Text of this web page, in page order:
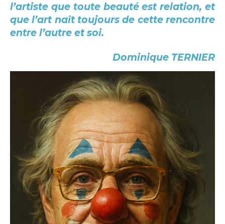
l’artiste que toute beauté est relation, et
que l’art naît toujours de cette rencontre
entre l’autre et soi.
Dominique TERNIER